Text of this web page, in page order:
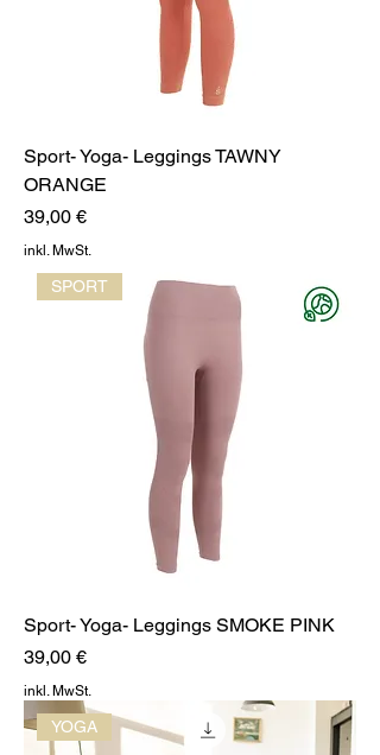
Sport- Yoga- Leggings TAWNY
ORANGE
Preis
39,00 €
inkl. MwSt.
SPORT
Sport- Yoga- Leggings SMOKE PINK
Preis
39,00 €
inkl. MwSt.
YOGA